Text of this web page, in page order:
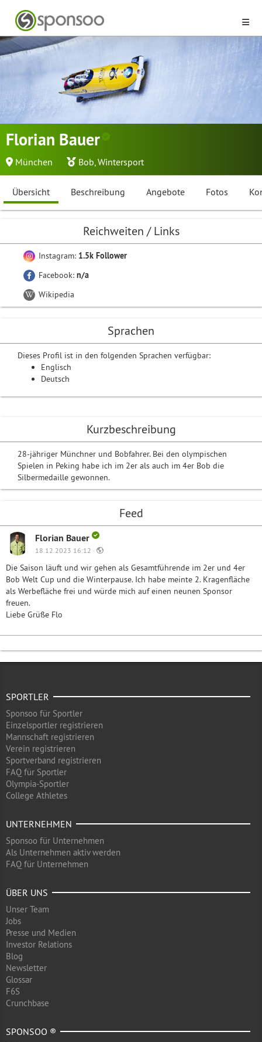
Florian Bauer
München Bob,Wintersport
Übersicht Beschreibung Angebote Fotos
Kurzbeschreibung
28-jähriger Münchner und Bobfahrer. Bei den olympischen
Spielen in Peking habe ich im 2er als auch im 4er Bob die
Silbermedaille gewonnen.
Feed
Florian Bauer
18.12.2023 16:12 ·
Die Saison läuft und wir gehen als Gesamtführende im 2er und 4er
Bob Welt Cup und die Winterpause. Ich habe meinte 2. Kragenfläche
als Werbefläche frei und würde mich auf einen neunen Sponsor
freuen.
Liebe Grüße Flo
Reichweiten / Links
Instagram: 1.5k Follower
Facebook: n/a
Wikipedia
Sprachen
Dieses Profil ist in den folgenden Sprachen verfügbar:
Englisch
Deutsch
SPORTLER
Sponsoo für Sportler
Einzelsportler registrieren
Mannschaft registrieren
Verein registrieren
Sportverband registrieren
FAQ für Sportler
Olympia-Sportler
College Athletes
UNTERNEHMEN
Sponsoo für Unternehmen
Als Unternehmen aktiv werden
FAQ für Unternehmen
ÜBER UNS
Unser Team
Jobs
Presse und Medien
Investor Relations
Blog
Newsletter
Glossar
F6S
Crunchbase
SPONSOO ®